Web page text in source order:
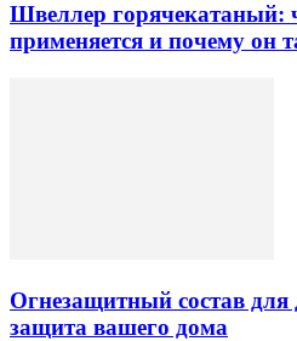
Швеллер горячекатаный:
применяется и почему он
Огнезащитный состав для
защита вашего дома